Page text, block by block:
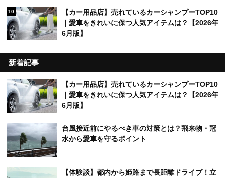
10
【カー用品店】売れているカーシャンプーTOP10
｜愛車をきれいに保つ人気アイテムは？【2026年
6月版】
新着記事
【カー用品店】売れているカーシャンプーTOP10
｜愛車をきれいに保つ人気アイテムは？【2026年
6月版】
台風接近前にやるべき車の対策とは？飛来物・冠
水から愛車を守るポイント
【体験談】都内から姫路まで長距離ドライブ！立